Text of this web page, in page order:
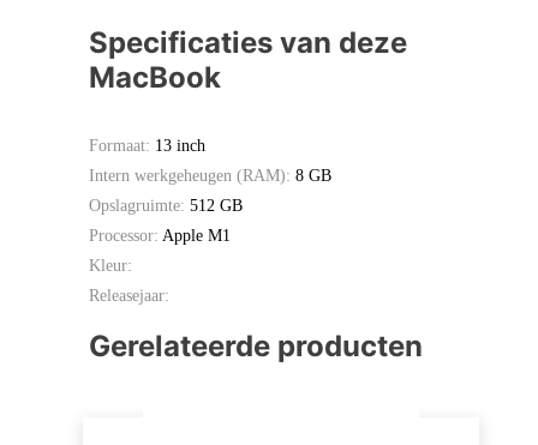
Specificaties van deze
MacBook
Formaat: 13 inch
Intern werkgeheugen (RAM): 8 GB
Opslagruimte: 512 GB
Processor: Apple M1
Kleur:
Releasejaar:
Gerelateerde producten